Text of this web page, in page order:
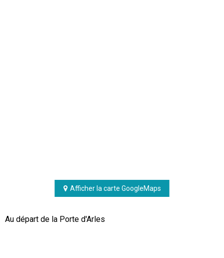
Afficher la carte GoogleMaps
Au départ de la Porte d'Arles